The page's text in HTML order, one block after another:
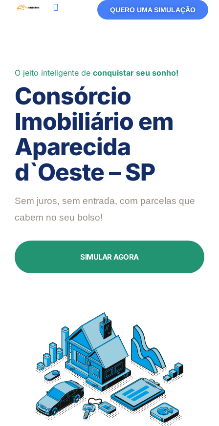
QUERO UMA SIMULAÇÃO
O jeito inteligente de conquistar seu sonho!
Consórcio
Imobiliário em
Aparecida
d`Oeste – SP
Sem juros, sem entrada, com parcelas que
cabem no seu bolso!
SIMULAR AGORA